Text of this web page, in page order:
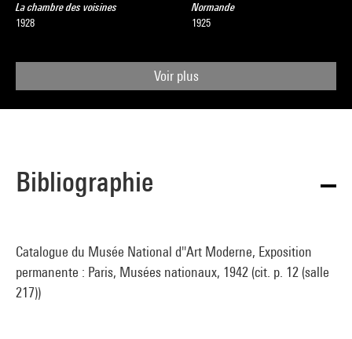
La chambre des voisines
1928
Normande
1925
Voir plus
Bibliographie
Catalogue du Musée National d''Art Moderne, Exposition
permanente : Paris, Musées nationaux, 1942 (cit. p. 12 (salle
217))